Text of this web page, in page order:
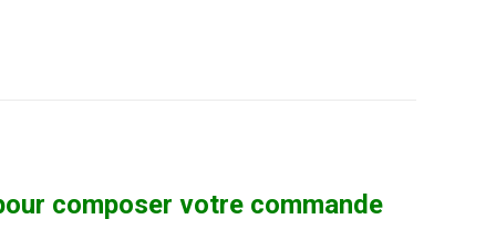
composer votre commande